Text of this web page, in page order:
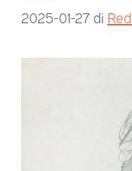
2025-01-27 di